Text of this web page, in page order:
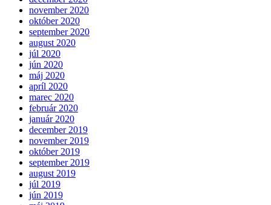
november 2020
október 2020
september 2020
august 2020
júl 2020
jún 2020
máj 2020
apríl 2020
marec 2020
február 2020
január 2020
december 2019
november 2019
október 2019
september 2019
august 2019
júl 2019
jún 2019